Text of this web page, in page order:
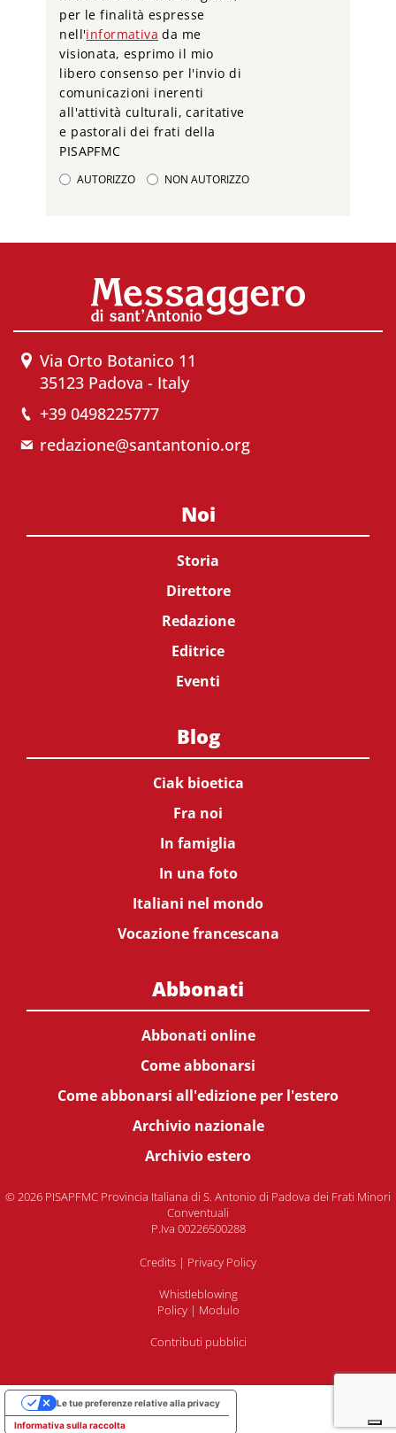
per le finalità espresse
nell'informativa da me
visionata, esprimo il mio
libero consenso per l'invio di
comunicazioni inerenti
all'attività culturali, caritative
e pastorali dei frati della
PISAPFMC
AUTORIZZO NON AUTORIZZO
Via Orto Botanico 11
35123 Padova - Italy
+39 0498225777
redazione@santantonio.org
Noi
Storia
Direttore
Redazione
Editrice
Eventi
Blog
Ciak bioetica
Fra noi
In famiglia
In una foto
Italiani nel mondo
Vocazione francescana
Abbonati
Abbonati online
Come abbonarsi
Come abbonarsi all'edizione per l'estero
Archivio nazionale
Archivio estero
© 2026 PISAPFMC Provincia Italiana di S. Antonio di Padova dei Frati Minori
Conventuali
P.Iva 00226500288
Credits | Privacy Policy
Whistleblowing
Policy| Modulo
Contributi pubblici
Informativa sulla raccolta
Le tue preferenze relative alla privacy